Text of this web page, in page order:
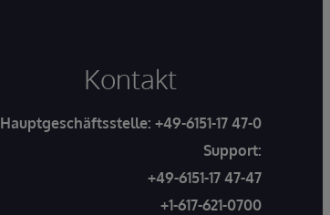
Kontakt
Hauptgeschäftsstelle: +49-6151-17 47-0
Support:
+49-6151-17 47-47
+1-617-621-0700